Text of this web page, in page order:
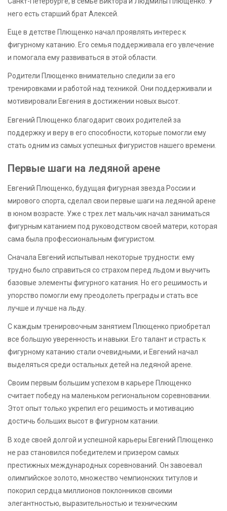
него есть старший брат Алексей.
Еще в детстве Плющенко начал проявлять интерес к
фигурному катанию. Его семья поддерживала его увлечение
и помогала ему развиваться в этой области.
Родители Плющенко внимательно следили за его
тренировками и работой над техникой. Они поддерживали и
мотивировали Евгения в достижении новых высот.
Евгений Плющенко благодарит своих родителей за
поддержку и веру в его способности, которые помогли ему
стать одним из самых успешных фигуристов нашего времени.
Первые шаги на ледяной арене
Евгений Плющенко, будущая фигурная звезда России и
мирового спорта, сделал свои первые шаги на ледяной арене
в юном возрасте. Уже с трех лет мальчик начал заниматься
фигурным катанием под руководством своей матери, которая
сама была профессиональным фигуристом.
Сначала Евгений испытывал некоторые трудности: ему
трудно было справиться со страхом перед льдом и выучить
базовые элементы фигурного катания. Но его решимость и
упорство помогли ему преодолеть преграды и стать все
лучше и лучше на льду.
С каждым тренировочным занятием Плющенко приобретал
все большую уверенность и навыки. Его талант и страсть к
фигурному катанию стали очевидными, и Евгений начал
выделяться среди остальных детей на ледяной арене.
Своим первым большим успехом в карьере Плющенко
считает победу на маленьком региональном соревновании.
Этот опыт только укрепил его решимость и мотивацию
достичь больших высот в фигурном катании.
В ходе своей долгой и успешной карьеры Евгений Плющенко
не раз становился победителем и призером самых
престижных международных соревнований. Он завоевал
олимпийское золото, множество чемпионских титулов и
покорил сердца миллионов поклонников своими
элегантностью, выразительностью и техническим